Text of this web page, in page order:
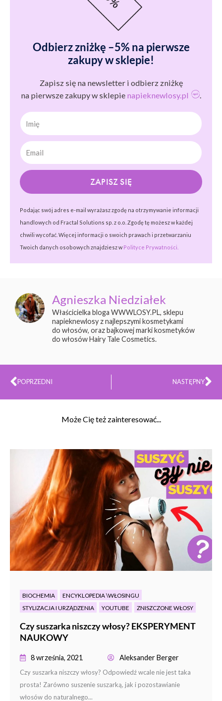
Odbierz zniżkę –5% na pierwsze
zakupy w sklepie!
Zapisz się na newsletter i odbierz zniżkę
na pierwsze zakupy w sklepie napieknewlosy.pl .
Imię
ZAPISZ SIĘ
Podając swój adres e-mail wyrażasz zgodę na otrzymywanie informacji
handlowych od Fractal Solutions sp. z o.o. Zgodę tę możesz w każdej
chwili wycofać. Więcej informacji o swoich prawach i przetwarzaniu
Twoich danych osobowych znajdziesz w Polityce Prywatności.
Agnieszka Niedziałek
Właścicielka bloga WWWLOSY.PL, sklepu
napieknewlosy z najlepszymi kosmetykami
do włosów, oraz bajkowej marki kosmetyków
do włosów Hairy Tale Cosmetics.
Prev
POPRZEDNI NASTĘPNY
Może Cię też zainteresować...
BIOCHEMIA
ENCYKLOPEDIA \WŁOSINGU
STYLIZACJA I URZĄDZENIA
YOUTUBE ZNISZCZONE WŁOSY
Czy suszarka niszczy włosy? EKSPERYMENT
NAUKOWY
8 września, 2021 Aleksander Berger
Czy suszarka niszczy włosy? Odpowiedź wcale nie jest taka
prosta! Zarówno suszenie suszarką, jak i pozostawianie
włosów do naturalnego...